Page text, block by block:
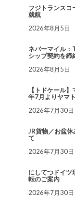
フジトランスコ
就航
2026年8月5日
ネバーマイル：
シップ契約を締
2026年8月5日
【トドケール
年7月よりヤマ
2026年7月30日
JR貨物／お盆
て
2026年7月30日
にしてつドイツ
転のご案内
2026年7月30日